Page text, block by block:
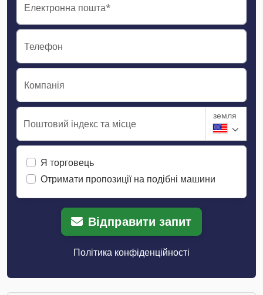
Електронна пошта*
Телефон
Компанія
Поштовий індекс та місце
земля
Я торговець
Отримати пропозиції на подібні машини
Відправити запит
Політика конфіденційності